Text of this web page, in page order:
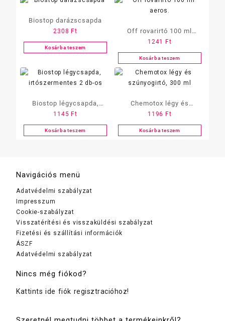
Biostop darázscsapda
2308 Ft
Kosárba teszem
Off rovarirtó 100 ml
aeros.
1241 Ft
Kosárba teszem
Biostop légycsapda,
irtószermentes 2 db-os
1145 Ft
Kosárba teszem
Chemotox légy és
szúnyogirtó, 300 ml
1196 Ft
Kosárba teszem
Navigációs menü
Adatvédelmi szabályzat
Impresszum
Cookie-szabályzat
Visszatérítési és visszaküldési szabályzat
Fizetési és szállítási információk
ÁSZF
Adatvédelmi szabályzat
Nincs még fiókod?
Kattints ide fiók regisztracióhoz!